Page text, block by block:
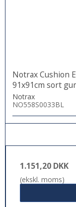
Notrax Cushion
91x91cm sort
Notrax
NO558S0033BL
1.151,20 DKK
(ekskl. moms)